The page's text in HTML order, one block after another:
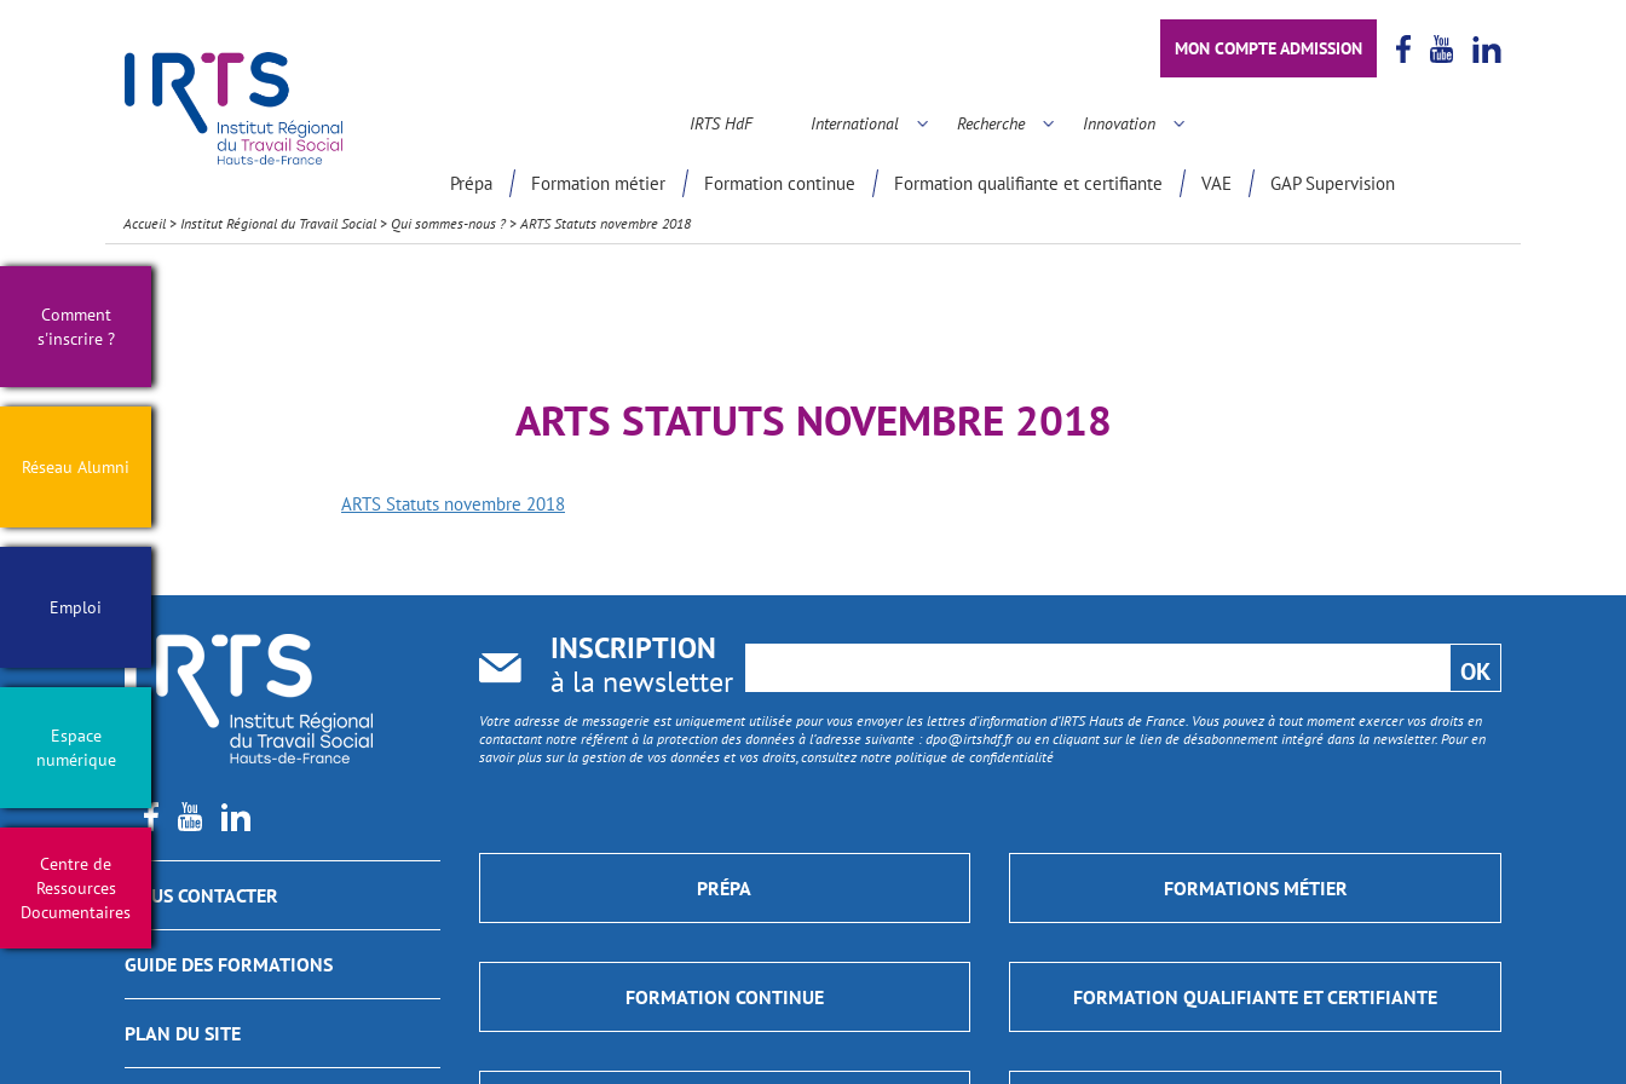
MON COMPTE ADMISSION
IRTS HdF International Recherche Innovation
Prépa Formation métier Formation continue Formation qualifiante et certifiante VAE GAP Supervision
Comment
s'inscrire ?
Réseau Alumni
Emploi
Espace
numérique
Centre de
Ressources
Documentaires
Accueil > Institut Régional du Travail Social > Qui sommes-nous ?>ARTS Statuts novembre 2018
ARTS STATUTS NOVEMBRE 2018
ARTS Statuts novembre 2018
NOUS CONTACTER
GUIDE DES FORMATIONS
PLAN DU SITE
INSCRIPTION
à la newsletter
Votre adresse de messagerie est uniquement utilisée pour vous envoyer les lettres d'information d’IRTS Hauts de France. Vous pouvez à tout moment exercer vos droits en
contactant notre référent à la protection des données à l’adresse suivante :dpo@irtshdf.frou en cliquant sur le lien de désabonnement intégré dans la newsletter. Pour en
savoir plus sur la gestion de vos données et vos droits, consultez notre politique de confidentialité
PRÉPA FORMATIONS MÉTIER
FORMATION CONTINUE FORMATION QUALIFIANTE ET CERTIFIANTE